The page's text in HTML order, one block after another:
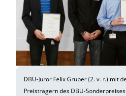
DBU-Juror Felix Gruber (2. v. r.) mit
Preisträgern des DBU-